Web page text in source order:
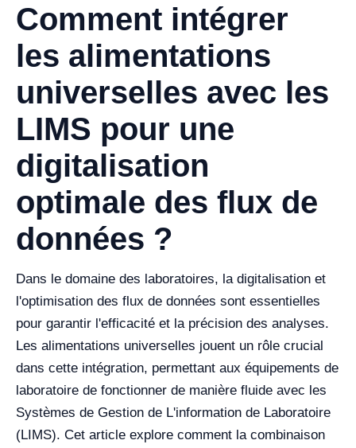
Comment intégrer
les alimentations
universelles avec les
LIMS pour une
digitalisation
optimale des flux de
données ?
Dans le domaine des laboratoires, la digitalisation et
l'optimisation des flux de données sont essentielles
pour garantir l'efficacité et la précision des analyses.
Les alimentations universelles jouent un rôle crucial
dans cette intégration, permettant aux équipements de
laboratoire de fonctionner de manière fluide avec les
Systèmes de Gestion de L'information de Laboratoire
(LIMS). Cet article explore comment la combinaison